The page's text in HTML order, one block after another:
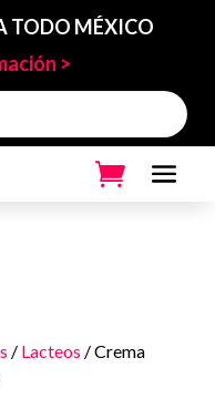
TODO MÉXICO
>
/ Lacteos / Crema